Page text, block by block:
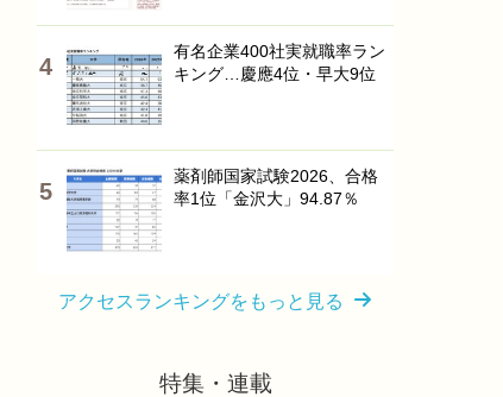
有名企業400社実就職率ラン
キング…慶應4位・早大9位
薬剤師国家試験2026、合格
率1位「金沢大」94.87％
アクセスランキングをもっと見る
特集・連載